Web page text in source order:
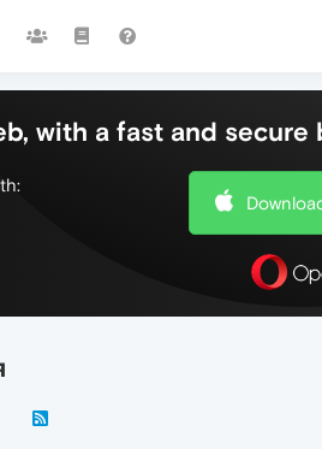
with a fast and secure